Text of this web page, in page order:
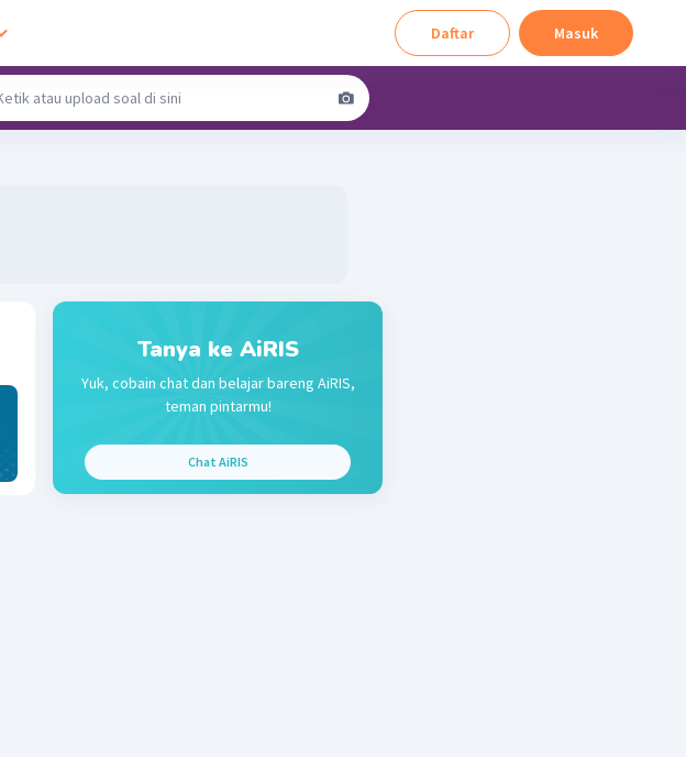
Daftar Masuk
Tanya ke AiRIS
Yuk, cobain chat dan belajar bareng AiRIS,
teman pintarmu!
Chat AiRIS